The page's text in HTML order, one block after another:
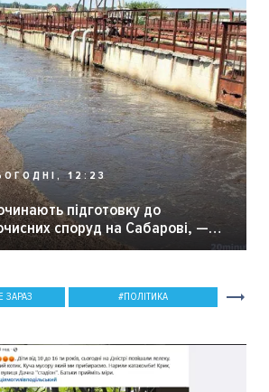
12:23
підготовку до
споруд на Сабарові, —
ЗАРАЗ ПОЛІТИКА